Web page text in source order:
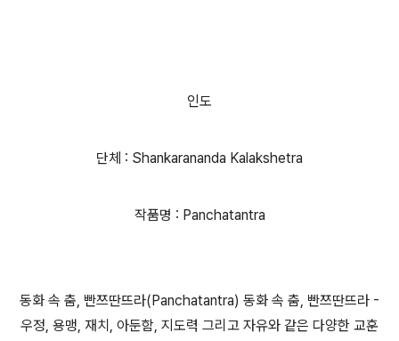
인도
단체 : Shankarananda Kalakshetra
작품명 : Panchatantra
동화 속 춤, 빤쯔딴뜨라(Panchatantra) 동화 속 춤, 빤쯔딴뜨라 -
우정, 용맹, 재치, 아둔함, 지도력 그리고 자유와 같은 다양한 교훈